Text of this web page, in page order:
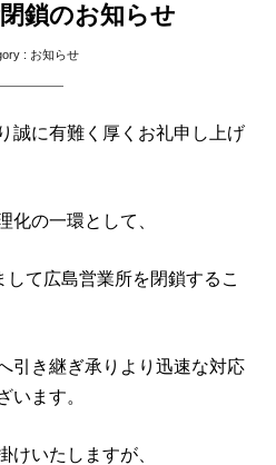
鎖のお知らせ
: お知らせ
誠に有難く厚くお礼申し上げ
化の一環として、
て広島営業所を閉鎖するこ
引き継ぎ承りより迅速な対応
います。
けいたしますが、